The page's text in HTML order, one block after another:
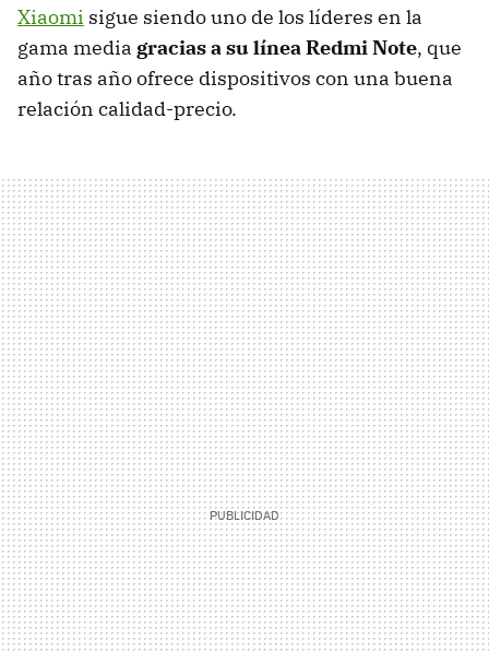
Xiaomi sigue siendo uno de los líderes en la
gama media gracias a su línea Redmi Note, que
año tras año ofrece dispositivos con una buena
relación calidad-precio.